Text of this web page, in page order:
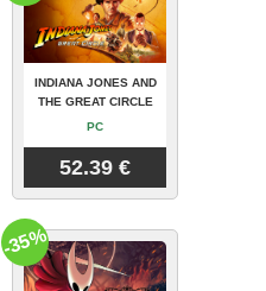
INDIANA JONES AND
THE GREAT CIRCLE
PC
52.39 €
-35%